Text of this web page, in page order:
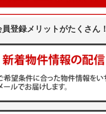
登録メリットがたくさん！